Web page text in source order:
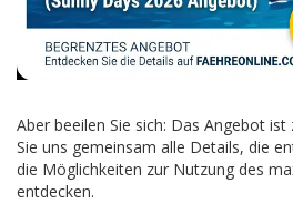
Aber beeilen Sie sich: Das Angebot
Sie uns gemeinsam alle Details, die
die Möglichkeiten zur Nutzung des
entdecken.